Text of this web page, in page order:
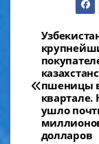
по
пшеницы
квартале.
ушло
долларов